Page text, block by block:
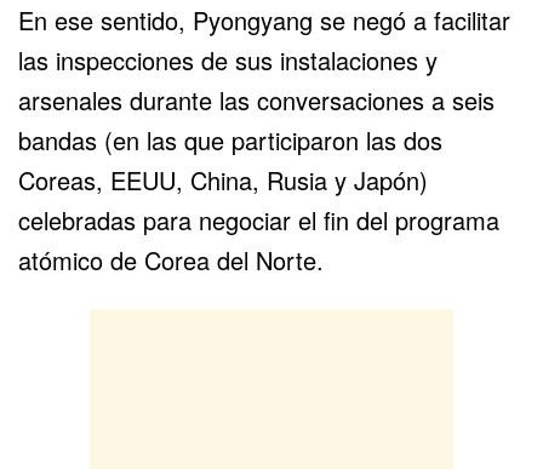
En ese sentido, Pyongyang se negó a facilitar
las inspecciones de sus instalaciones y
arsenales durante las conversaciones a seis
bandas (en las que participaron las dos
Coreas, EEUU, China, Rusia y Japón)
celebradas para negociar el fin del programa
atómico de Corea del Norte.